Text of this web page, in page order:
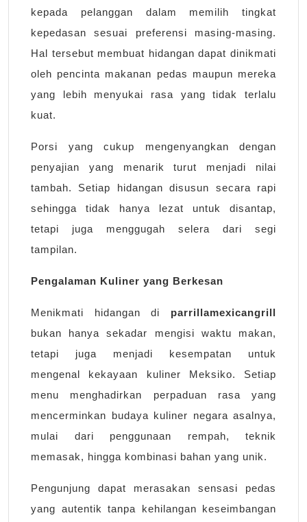
kepada pelanggan dalam memilih tingkat
kepedasan sesuai preferensi masing-masing.
Hal tersebut membuat hidangan dapat dinikmati
oleh pencinta makanan pedas maupun mereka
yang lebih menyukai rasa yang tidak terlalu
kuat.
Porsi yang cukup mengenyangkan dengan
penyajian yang menarik turut menjadi nilai
tambah. Setiap hidangan disusun secara rapi
sehingga tidak hanya lezat untuk disantap,
tetapi juga menggugah selera dari segi
tampilan.
Pengalaman Kuliner yang Berkesan
Menikmati hidangan di parrillamexicangrill
bukan hanya sekadar mengisi waktu makan,
tetapi juga menjadi kesempatan untuk
mengenal kekayaan kuliner Meksiko. Setiap
menu menghadirkan perpaduan rasa yang
mencerminkan budaya kuliner negara asalnya,
mulai dari penggunaan rempah, teknik
memasak, hingga kombinasi bahan yang unik.
Pengunjung dapat merasakan sensasi pedas
yang autentik tanpa kehilangan keseimbangan